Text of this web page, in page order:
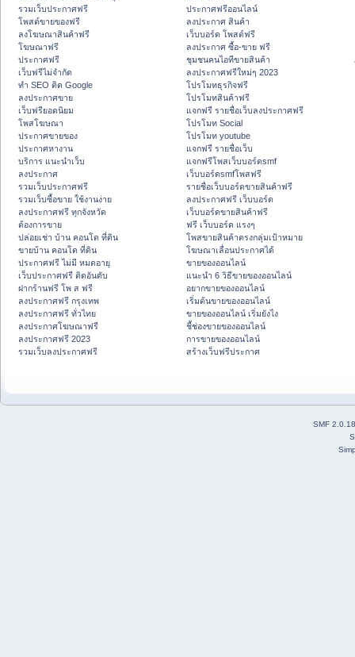
รวมเว็บประกาศฟรี
โพสต์ขายของฟรี
ลงโฆษณาสินค้าฟรี
โฆษณาฟรี
ประกาศฟรี
เว็บฟรีไม่จำกัด
ทำ SEO ติด Google
ลงประกาศขาย
เว็บฟรียอดนิยม
โพสโฆษณา
ประกาศขายของ
ประกาศหางาน
บริการ แนะนำเว็บ
ลงประกาศ
รวมเว็บประกาศฟรี
รวมเว็บซื้อขาย ใช้งานง่าย
ลงประกาศฟรี ทุกจังหวัด
ต้องการขาย
ปล่อยเช่า บ้าน คอนโด ที่ดิน
ขายบ้าน คอนโด ที่ดิน
ประกาศฟรี ไม่มี หมดอายุ
เว็บประกาศฟรี ติดอันดับ
ฝากร้านฟรี โพ ส ฟรี
ลงประกาศฟรี กรุงเทพ
ลงประกาศฟรี ทั่วไทย
ลงประกาศโฆษณาฟรี
ลงประกาศฟรี 2023
รวมเว็บลงประกาศฟรี
ประกาศฟรีออนไลน์
ลงประกาศ สินค้า
เว็บบอร์ด โพสต์ฟรี
ลงประกาศ ซื้อ-ขาย ฟรี
ชุมชนคนไอทีขายสินค้า
ลงประกาศฟรีใหม่ๆ 2023
โปรโมทธุรกิจฟรี
โปรโมทสินค้าฟรี
แจกฟรี รายชื่อเว็บลงประกาศฟรี
โปรโมท Social
โปรโมท youtube
แจกฟรี รายชื่อเว็บ
แจกฟรีโพสเว็บบอร์ดsmf
เว็บบอร์ดsmfโพสฟรี
รายชื่อเว็บบอร์ดขายสินค้าฟรี
ลงประกาศฟรี เว็บบอร์ด
เว็บบอร์ดขายสินค้าฟรี
ฟรี เว็บบอร์ด แรงๆ
โพสขายสินค้าตรงกลุ่มเป้าหมาย
โฆษณาเลื่อนประกาศได้
ขายของออนไลน์
แนะนำ 6 วิธีขายของออนไลน์
อยากขายของออนไลน์
เริ่มต้นขายของออนไลน์
ขายของออนไลน์ เริ่มยังไง
ชี้ช่องขายของออนไลน์
การขายของออนไลน์
สร้างเว็บฟรีประกาศ
SMF 2.0.18